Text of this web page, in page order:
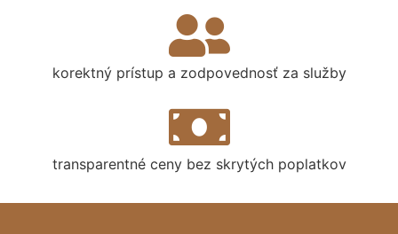
korektný prístup a zodpovednosť za služby
transparentné ceny bez skrytých poplatkov